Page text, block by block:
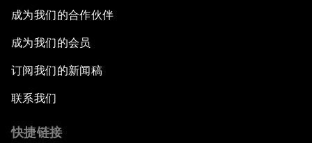
成为我们的合作伙伴
成为我们的会员
订阅我们的新闻稿
联系我们
快捷链接